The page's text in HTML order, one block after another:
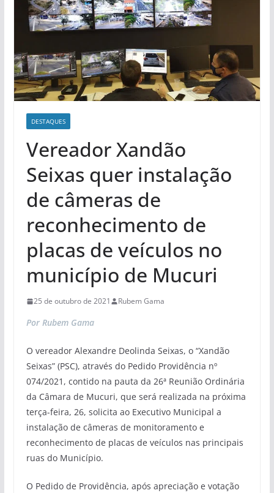
DESTAQUES
Vereador Xandão
Seixas quer instalação
de câmeras de
reconhecimento de
placas de veículos no
município de Mucuri
25 de outubro de 2021 Rubem Gama
Por Rubem Gama
O vereador Alexandre Deolinda Seixas, o “Xandão
Seixas” (PSC), através do Pedido Providência nº
074/2021, contido na pauta da 26ª Reunião Ordinária
da Câmara de Mucuri, que será realizada na próxima
terça-feira, 26, solicita ao Executivo Municipal a
instalação de câmeras de monitoramento e
reconhecimento de placas de veículos nas principais
ruas do Município.
O Pedido de Providência, após apreciação e votação